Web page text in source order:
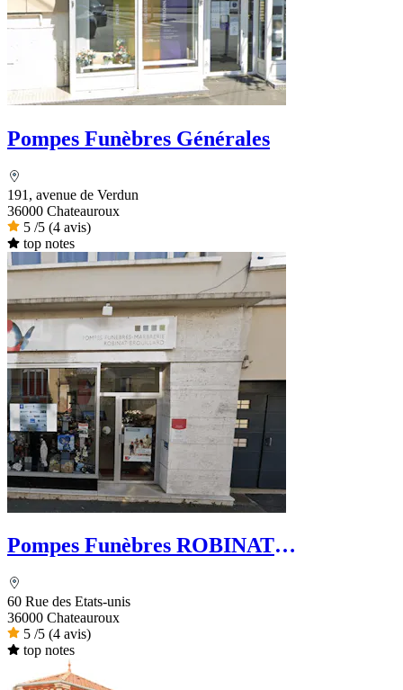
Pompes Funèbres Générales
191, avenue de Verdun
36000 Chateauroux
5 /5 (4 avis)
top notes
Pompes Funèbres ROBINAT
60 Rue des Etats-unis
36000 Chateauroux
5 /5 (4 avis)
top notes